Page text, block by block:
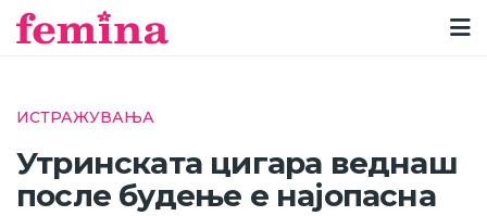
ИСТРАЖУВАЊА
Утринската цигара веднаш
после будење е најопасна